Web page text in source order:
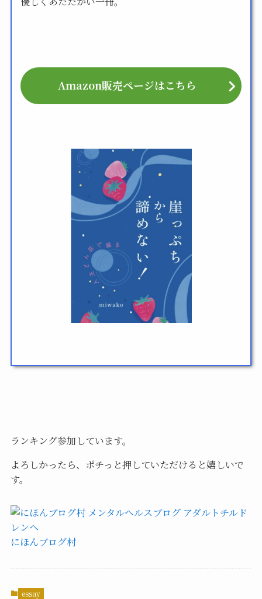
Amazon販売ページはこちら
ランキング参加しています。
よろしかったら、ポチっと押していただけると嬉しいで
す。
にほんブログ村
essay